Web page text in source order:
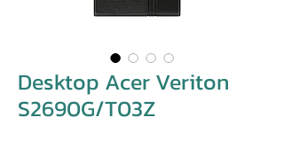
Desktop Acer Veriton
S2690G/T03Z